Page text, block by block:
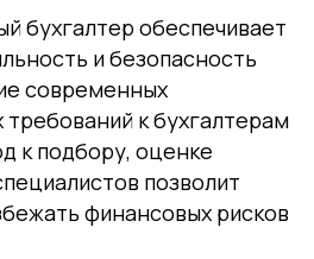
бухгалтер обеспечивает
и безопасность
современных
к бухгалтерам
к подбору, оценке
позволит
финансовых рисков